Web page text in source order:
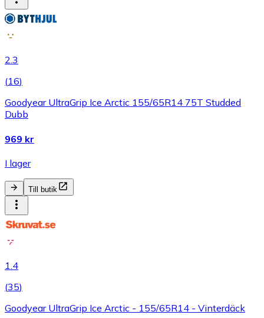
2.3
(16)
Goodyear UltraGrip Ice Arctic 155/65R14 75T Studded
Dubb
969 kr
I lager
Till butik
1.4
(35)
Goodyear UltraGrip Ice Arctic - 155/65R14 - Vinterdäck